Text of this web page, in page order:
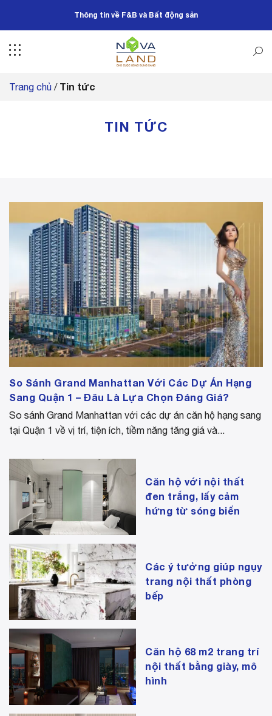
dung
Thông tin về F&B và Bất động sản
Trang chủ / Tin tức
TIN TỨC
So Sánh Grand Manhattan Với Các Dự Án Hạng
Sang Quận 1 – Đâu Là Lựa Chọn Đáng Giá?
So sánh Grand Manhattan với các dự án căn hộ hạng sang
tại Quận 1 về vị trí, tiện ích, tiềm năng tăng giá và...
Căn hộ với nội thất
đen trắng, lấy cảm
hứng từ sóng biển
Các ý tưởng giúp ngụy
trang nội thất phòng
bếp
Căn hộ 68 m2 trang trí
nội thất bằng giày, mô
hình